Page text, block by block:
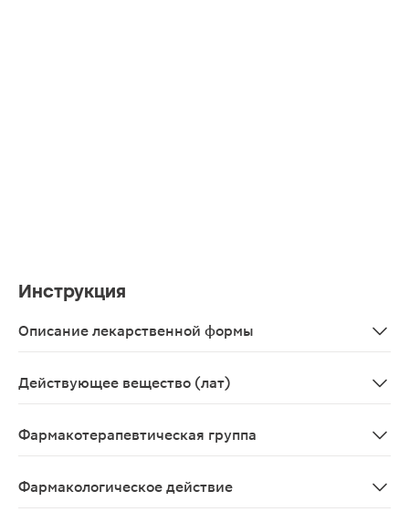
Инструкция
Описание лекарственной формы
Действующее вещество (лат)
Фармакотерапевтическая группа
Фармакологическое действие